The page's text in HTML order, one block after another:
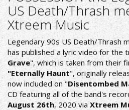
US Death/Thrash
Xtreem Music
Legendary 90s US Death/Thrash
has published a lyric video for the
Grave", which is taken from their
"Eternally Haunt", originally
now included on "Disentombed
CD featuring all of the band's
August 26th, 2020 viaXtreem